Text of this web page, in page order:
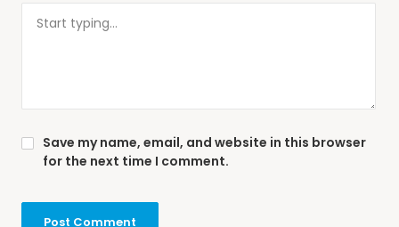
Save my name, email, and website in this browser
for the next time I comment.